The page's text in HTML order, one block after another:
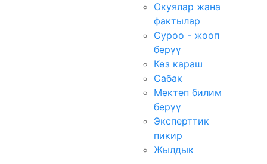
Окуялар жана
фактылар
Суроо - жооп
берүү
Көз караш
Сабак
Мектеп билим
берүү
Эксперттик
пикир
Жылдык